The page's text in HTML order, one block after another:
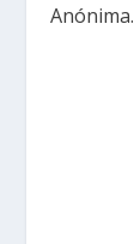
Anónima.